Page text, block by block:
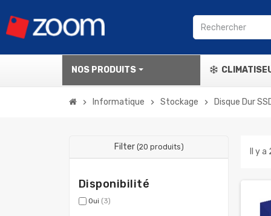
NOS PRODUITS
chevron_right Informatique chevron_right Stockage chevron_right Disque Dur
Filter (20 produits)
Disponibilité
Oui (3)
Il y